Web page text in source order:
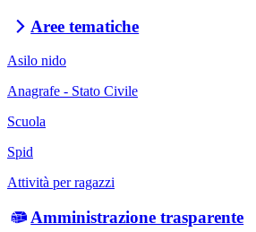
Aree tematiche
Asilo nido
Anagrafe - Stato Civile
Scuola
Spid
Attività per ragazzi
Amministrazione trasparente